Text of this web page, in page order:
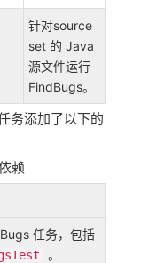
针对source
set 的 Java
源文件运行
FindBugs。
务添加了以下的
赖
任务，包括
。